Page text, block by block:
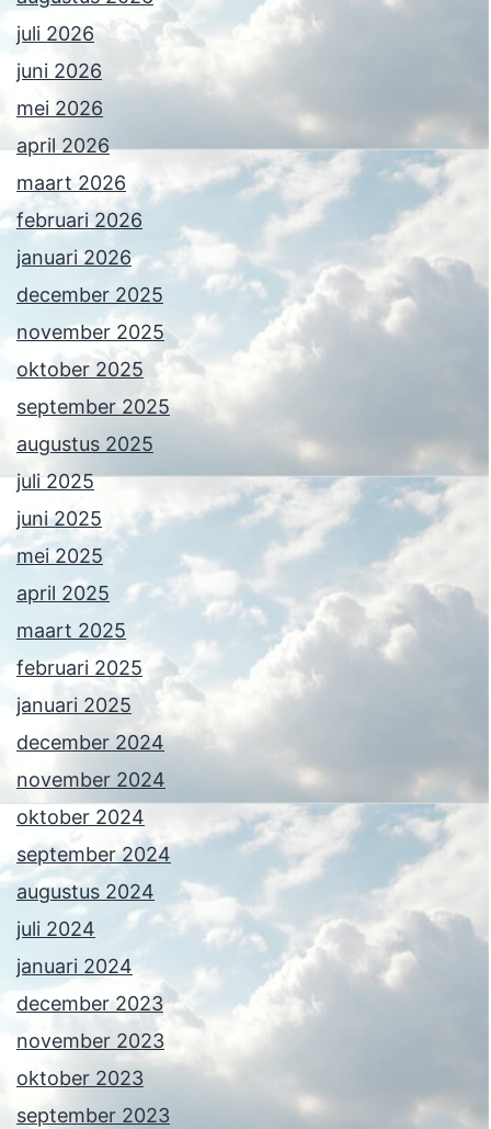
juli 2026
juni 2026
mei 2026
april 2026
maart 2026
februari 2026
januari 2026
december 2025
november 2025
oktober 2025
september 2025
augustus 2025
juli 2025
juni 2025
mei 2025
april 2025
maart 2025
februari 2025
januari 2025
december 2024
november 2024
oktober 2024
september 2024
augustus 2024
juli 2024
januari 2024
december 2023
november 2023
oktober 2023
september 2023